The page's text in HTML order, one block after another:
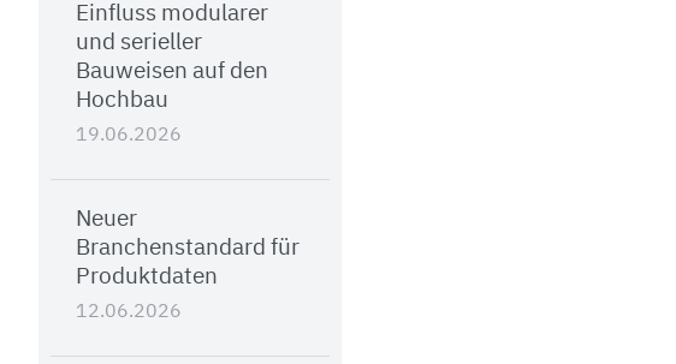
Einfluss modularer
und serieller
Bauweisen auf den
Hochbau
19.06.2026
Neuer
Branchenstandard für
Produktdaten
12.06.2026